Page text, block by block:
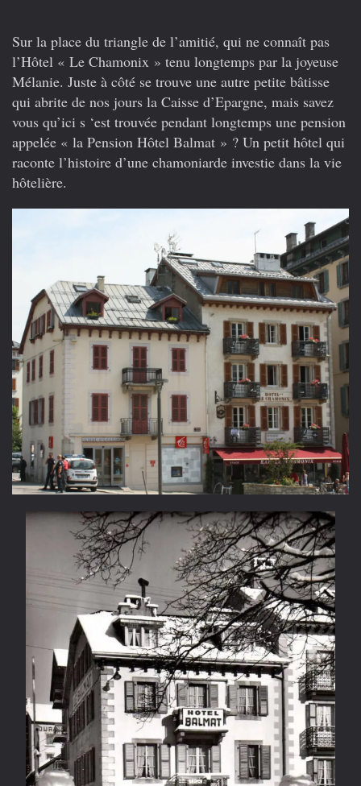
pension
Balmat
à
l’hôtel
Rallye;
deux
anciens
hôtels
chamoniards
Sur la place du triangle de l’amitié, qui ne connaît pas
l’Hôtel « Le Chamonix » tenu longtemps par la joyeuse
Mélanie. Juste à côté se trouve une autre petite bâtisse
qui abrite de nos jours la Caisse d’Epargne, mais savez
vous qu’ici s ‘est trouvée pendant longtemps une pension
appelée « la Pension Hôtel Balmat » ? Un petit hôtel qui
raconte l’histoire d’une chamoniarde investie dans la vie
hôtelière.